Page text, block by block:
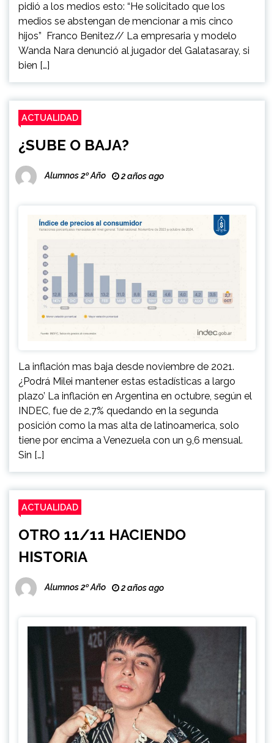
pidió a los medios esto: “He solicitado que los
medios se abstengan de mencionar a mis cinco
hijos” Franco Benitez// La empresaria y modelo
Wanda Nara denunció al jugador del Galatasaray, si
bien […]
ACTUALIDAD
¿SUBE O BAJA?
Alumnos 2º Año 2 años ago
La inflación mas baja desde noviembre de 2021.
¿Podrá Milei mantener estas estadísticas a largo
plazo’ La inflación en Argentina en octubre, según el
INDEC, fue de 2,7% quedando en la segunda
posición como la mas alta de latinoamerica, solo
tiene por encima a Venezuela con un 9,6 mensual.
Sin […]
ACTUALIDAD
OTRO 11/11 HACIENDO
HISTORIA
Alumnos 2º Año 2 años ago